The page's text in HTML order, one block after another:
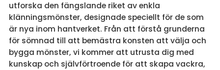
utforska den fängslande riket av enkla
klänningsmönster, designade speciellt för de som
är nya inom hantverket. Från att förstå grunderna
för sömnad till att bemästra konsten att välja och
bygga mönster, vi kommer att utrusta dig med
kunskap och självförtroende för att skapa vackra,